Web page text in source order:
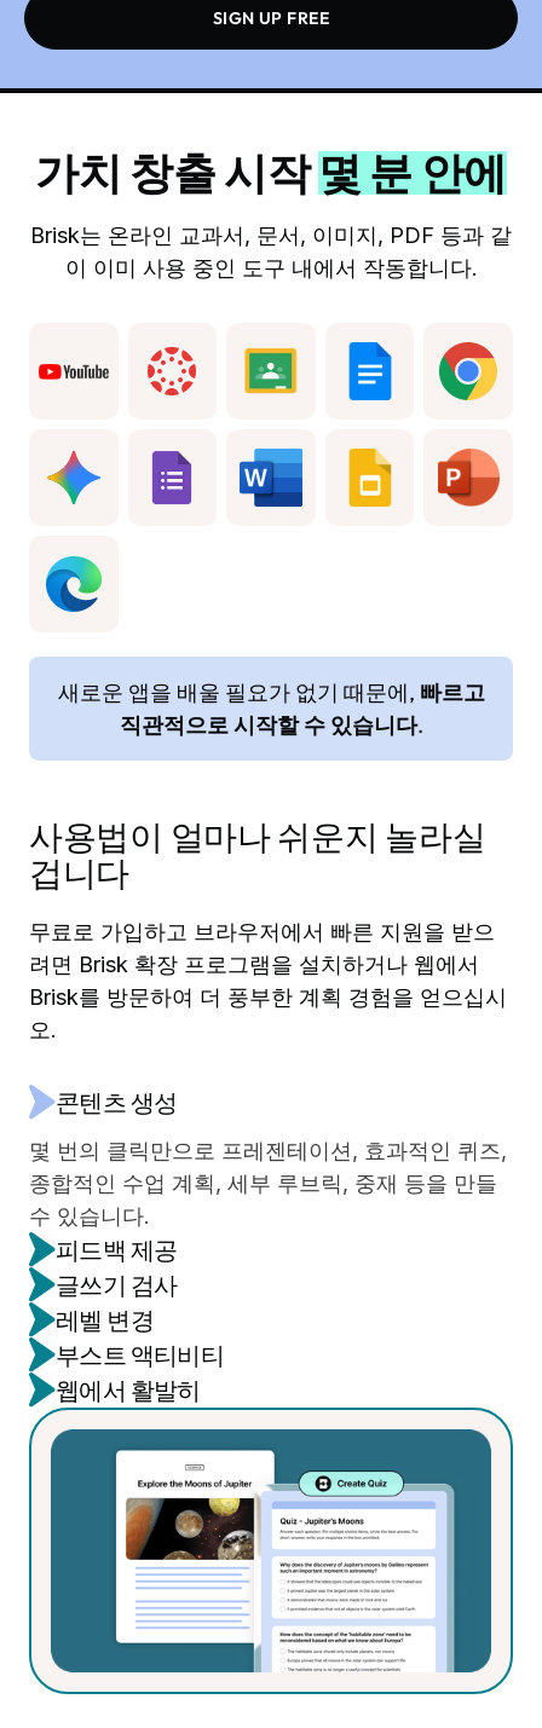
SIGN UP FREE
가치 창출 시작 몇 분 안에
Brisk는 온라인 교과서, 문서, 이미지, PDF 등과 같
이 이미 사용 중인 도구 내에서 작동합니다.
새로운 앱을 배울 필요가 없기 때문에, 빠르고
직관적으로 시작할 수 있습니다.
사용법이 얼마나 쉬운지 놀라실
겁니다
무료로 가입하고 브라우저에서 빠른 지원을 받으
려면 Brisk 확장 프로그램을 설치하거나 웹에서
Brisk를 방문하여 더 풍부한 계획 경험을 얻으십시
오.
콘텐츠 생성
몇 번의 클릭만으로 프레젠테이션, 효과적인 퀴즈,
종합적인 수업 계획, 세부 루브릭, 중재 등을 만들
수 있습니다.
피드백 제공
학생의 Google 문서 내에서 원하는 스타일로 고품
질의 맞춤 피드백을 며칠이 아닌 몇 분 만에 작성하
세요.
글쓰기 검사
전체 작문 과정을 처음부터 끝까지 동영상으로 보
면서 학생들이 과제를 어떻게 구성했는지 정확히
확인할 수 있습니다.
레벨 변경
온라인 텍스트를 다양한 읽기 수준에 맞게 조정되
거나 다른 언어로 번역된 Google 문서로 변환할
수 있습니다.
부스트 액티비티
모든 온라인 리소스를 학생을 위한 대화형 학습 경
험으로 전환하세요.수업을 생생하게 만들어 학생
들의 이해도를 높이세요.
웹에서 활발히
채팅 지원이 제공되는 전용 공간에서 작업하세
요.Brisk Next를 사용하여 맞춤형 리소스 추천을
받고, 한 번에 여러 자료를 만들고, 과제 전반에 걸
쳐 일괄 피드백을 제공하고, 생성 내역에 액세스할
수 있습니다.